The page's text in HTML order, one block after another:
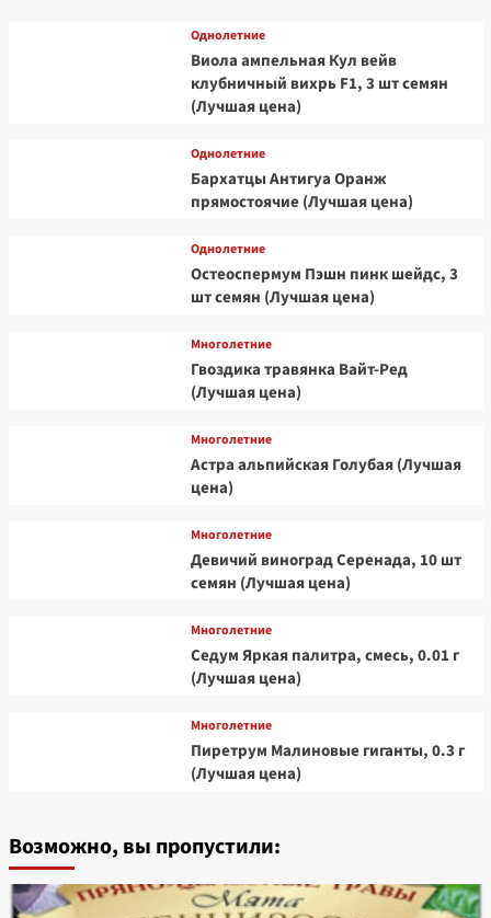
Однолетние
Виола ампельная Кул вейв
клубничный вихрь F1, 3 шт семян
(Лучшая цена)
Однолетние
Бархатцы Антигуа Оранж
прямостоячие (Лучшая цена)
Однолетние
Остеоспермум Пэшн пинк шейдс, 3
шт семян (Лучшая цена)
Многолетние
Гвоздика травянка Вайт-Ред
(Лучшая цена)
Многолетние
Астра альпийская Голубая (Лучшая
цена)
Многолетние
Девичий виноград Серенада, 10 шт
семян (Лучшая цена)
Многолетние
Седум Яркая палитра, смесь, 0.01 г
(Лучшая цена)
Многолетние
Пиретрум Малиновые гиганты, 0.3 г
(Лучшая цена)
Возможно, вы пропустили: